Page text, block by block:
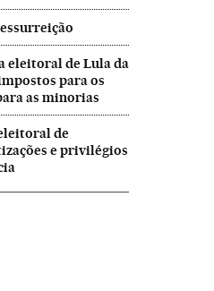
eleitoral de Lula da
para os
as minorias
de
e privilégios